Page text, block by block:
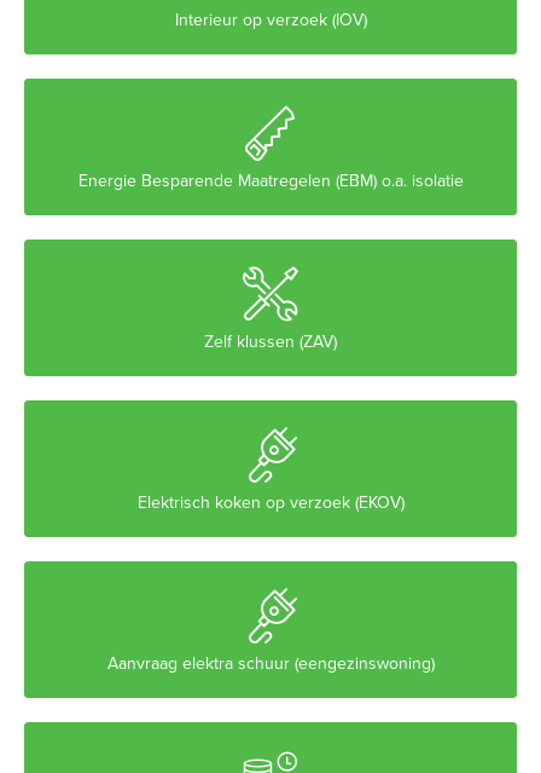
Interieur op verzoek (IOV)

Energie Besparende Maatregelen (EBM) o.a. isolatie

Zelf klussen (ZAV)

Elektrisch koken op verzoek (EKOV)

Aanvraag elektra schuur (eengezinswoning)